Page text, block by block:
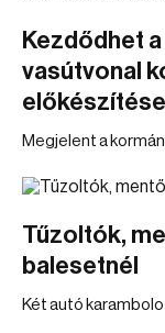
Kezdődhet
vasútvonal
előkészítése
Megjelent a
Tűzoltók,
balesetnél
Két autó